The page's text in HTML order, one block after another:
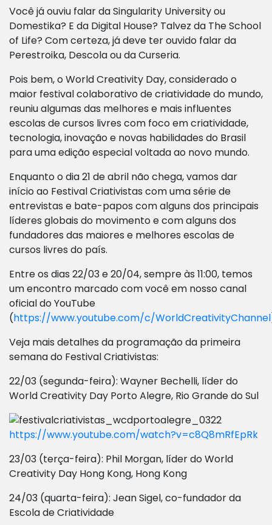
Você já ouviu falar da Singularity University ou
Domestika? E da Digital House? Talvez da The School
of Life? Com certeza, já deve ter ouvido falar da
Perestroika, Descola ou da Curseria.
Pois bem, o World Creativity Day, considerado o
maior festival colaborativo de criatividade do mundo,
reuniu algumas das melhores e mais influentes
escolas de cursos livres com foco em criatividade,
tecnologia, inovação e novas habilidades do Brasil
para uma edição especial voltada ao novo mundo.
Enquanto o dia 21 de abril não chega, vamos dar
início ao Festival Criativistas com uma série de
entrevistas e bate-papos com alguns dos principais
líderes globais do movimento e com alguns dos
fundadores das maiores e melhores escolas de
cursos livres do país.
Entre os dias 22/03 e 20/04, sempre às 11:00, temos
um encontro marcado com você em nosso canal
oficial do YouTube
(https://www.youtube.com/c/WorldCreativityChannel
Veja mais detalhes da programação da primeira
semana do Festival Criativistas:
22/03 (segunda-feira): Wayner Bechelli, líder do
World Creativity Day Porto Alegre, Rio Grande do Sul
https://www.youtube.com/watch?v=c8Q8mRfEpRk
23/03 (terça-feira): Phil Morgan, líder do World
Creativity Day Hong Kong, Hong Kong
24/03 (quarta-feira): Jean Sigel, co-fundador da
Escola de Criatividade